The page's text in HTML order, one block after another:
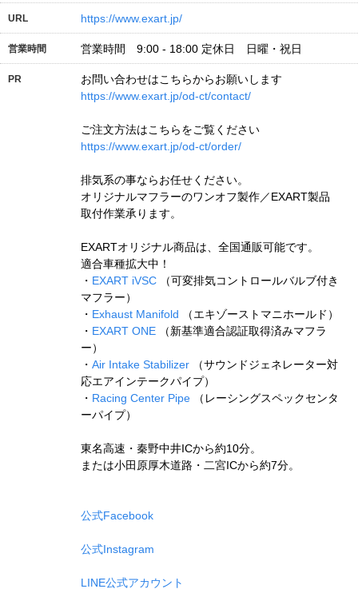
URL https://www.exart.jp/
営業時間 営業時間 9:00 - 18:00 定休日 日曜・祝日
PR
お問い合わせはこちらからお願いします
https://www.exart.jp/od-ct/contact/
ご注文方法はこちらをご覧ください
https://www.exart.jp/od-ct/order/
排気系の事ならお任せください。
オリジナルマフラーのワンオフ製作／EXART製品
取付作業承ります。
EXARTオリジナル商品は、全国通販可能です。
適合車種拡大中！
・ EXART iVSC （可変排気コントロールバルブ付き
マフラー）
・ Exhaust Manifold （エキゾーストマニホールド）
・ EXART ONE （新基準適合認証取得済みマフラ
ー）
・ Air Intake Stabilizer （サウンドジェネレーター対
応エアインテークパイプ）
・ Racing Center Pipe （レーシングスペックセンタ
ーパイプ）
東名高速・秦野中井ICから約10分。
または小田原厚木道路・二宮ICから約7分。
公式Facebook
公式Instagram
LINE公式アカウント